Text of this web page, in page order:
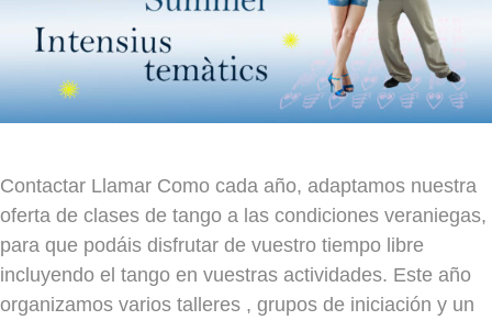
Contactar Llamar Como cada año, adaptamos nuestra
oferta de clases de tango a las condiciones veraniegas,
para que podáis disfrutar de vuestro tiempo libre
incluyendo el tango en vuestras actividades. Este año
organizamos varios talleres , grupos de iniciación y un